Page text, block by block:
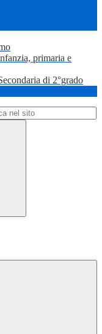
primaria e
di 2°grado